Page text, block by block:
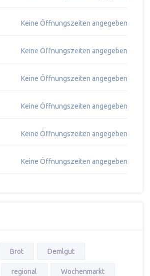
Keine Öffnungszeiten angegeben
Keine Öffnungszeiten angegeben
Keine Öffnungszeiten angegeben
Keine Öffnungszeiten angegeben
Keine Öffnungszeiten angegeben
Keine Öffnungszeiten angegeben
Brot Demlgut
regional Wochenmarkt